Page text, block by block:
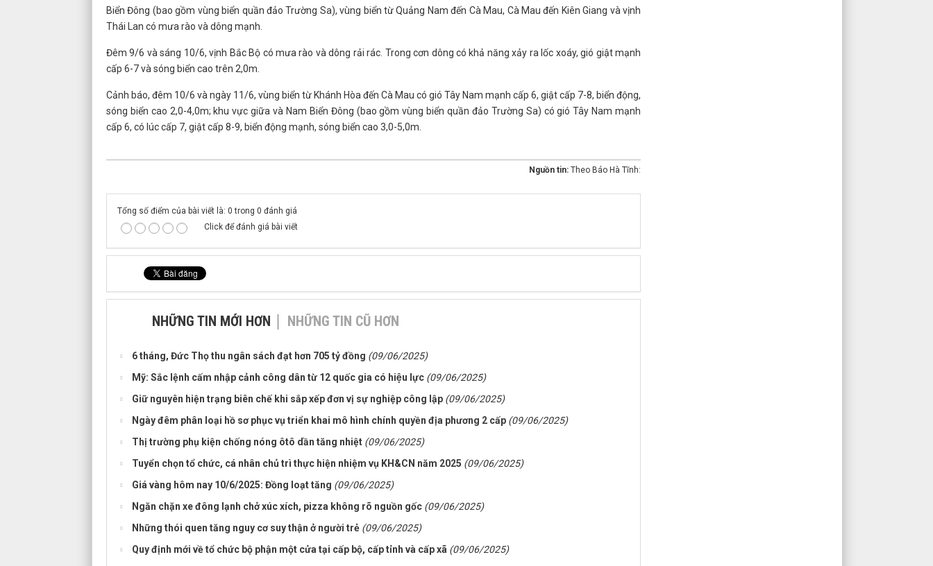
Biển Đông (bao gồm vùng biển quần đảo Trường Sa), vùng biển từ Quảng Nam đến Cà Mau, Cà Mau đến Kiên Giang và vịnh
Thái Lan có mưa rào và dông mạnh.
Đêm 9/6 và sáng 10/6, vịnh Bắc Bộ có mưa rào và dông rải rác. Trong cơn dông có khả năng xảy ra lốc xoáy, gió giật mạnh
cấp 6-7 và sóng biển cao trên 2,0m.
Cảnh báo, đêm 10/6 và ngày 11/6, vùng biển từ Khánh Hòa đến Cà Mau có gió Tây Nam mạnh cấp 6, giật cấp 7-8, biển động,
sóng biển cao 2,0-4,0m; khu vực giữa và Nam Biển Đông (bao gồm vùng biển quần đảo Trường Sa) có gió Tây Nam mạnh
cấp 6, có lúc cấp 7, giật cấp 8-9, biển động mạnh, sóng biển cao 3,0-5,0m.
Nguồn tin: Theo Báo Hà Tĩnh:
Tổng số điểm của bài viết là: 0 trong 0 đánh giá
Click để đánh giá bài viết
NHỮNG TIN MỚI HƠN NHỮNG TIN CŨ HƠN
6 tháng, Đức Thọ thu ngân sách đạt hơn 705 tỷ đồng (09/06/2025)
Mỹ: Sắc lệnh cấm nhập cảnh công dân từ 12 quốc gia có hiệu lực (09/06/2025)
Giữ nguyên hiện trạng biên chế khi sắp xếp đơn vị sự nghiệp công lập (09/06/2025)
Ngày đêm phân loại hồ sơ phục vụ triển khai mô hình chính quyền địa phương 2 cấp (09/06/2025)
Thị trường phụ kiện chống nóng ôtô dần tăng nhiệt (09/06/2025)
Tuyển chọn tổ chức, cá nhân chủ trì thực hiện nhiệm vụ KH&CN năm 2025 (09/06/2025)
Giá vàng hôm nay 10/6/2025: Đồng loạt tăng (09/06/2025)
Ngăn chặn xe đông lạnh chở xúc xích, pizza không rõ nguồn gốc (09/06/2025)
Những thói quen tăng nguy cơ suy thận ở người trẻ (09/06/2025)
Quy định mới về tổ chức bộ phận một cửa tại cấp bộ, cấp tỉnh và cấp xã (09/06/2025)